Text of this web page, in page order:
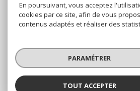
Cookies
© 2026 | Tous droits réservés
Réalisé par
En poursuivant, vous acceptez
cookies par ce site, afin de vous
contenus adaptés et réaliser des
PARAMÉTRER
TOUT ACCEPTER